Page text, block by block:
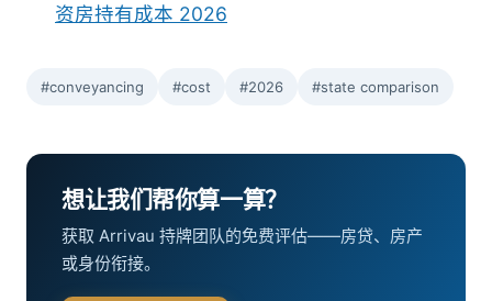
资房持有成本 2026
#conveyancing #cost #2026 #state comparison
想让我们帮你算一算？
获取 Arrivau 持牌团队的免费评估——房贷、房产
或身份衔接。